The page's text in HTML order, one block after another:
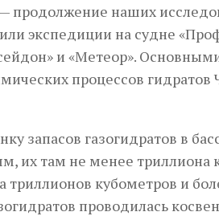
продолжение наших
экспедиции на судне
и «Метеор».
процессов гидратов
запасов газогидратов в
их там не менее триллиона
кубометров и
проводилась